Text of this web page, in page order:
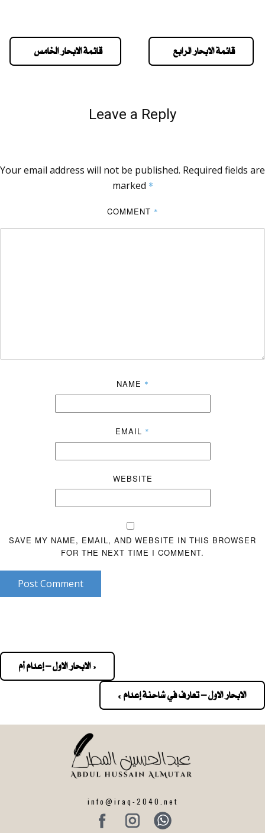
قائمة الابحار الخامس قائمة الابحار الرابع
Leave a Reply
Your email address will not be published. Required fields are
marked *
COMMENT *
NAME *
EMAIL *
WEBSITE
SAVE MY NAME, EMAIL, AND WEBSITE IN THIS BROWSER
FOR THE NEXT TIME I COMMENT.
Post Comment
navigation
« الابحار الاول – إعدام أم
الابحار الاول – تعارف في شاحنة إعدام »
info@iraq-2040.net